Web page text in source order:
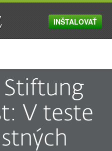
MENU
Stiftung
V teste
INŠTALOVAŤ